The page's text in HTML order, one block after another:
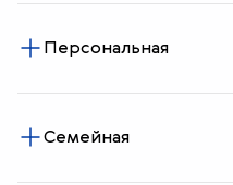
Персональная
Семейная